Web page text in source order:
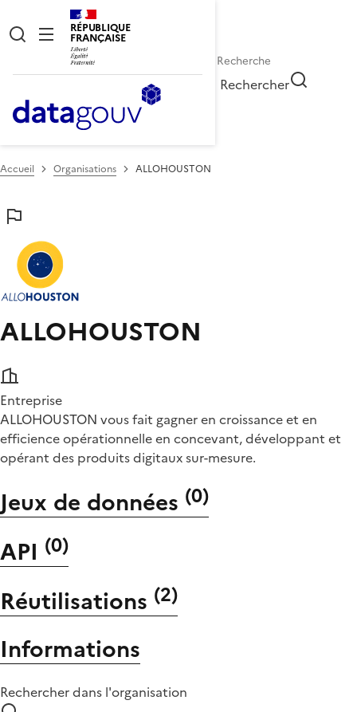
RÉPUBLIQUE
FRANÇAISE
Rechercher
Accueil Organisations ALLOHOUSTON
ALLOHOUSTON
Entreprise
ALLOHOUSTON vous fait gagner en croissance et en
efficience opérationnelle en concevant, développant et
opérant des produits digitaux sur-mesure.
Jeux de données (0)
API (0)
Réutilisations (2)
Informations
Rechercher dans l'organisation